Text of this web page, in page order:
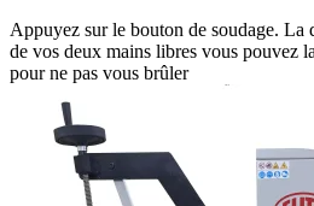
Appuyez sur le bouton de soudage. La
de vos deux mains libres vous pouvez
pour ne pas vous brûler